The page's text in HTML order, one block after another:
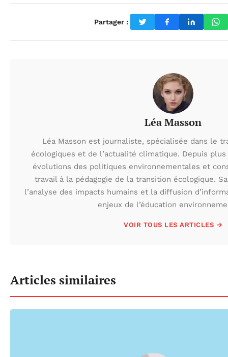
Partager :
Léa Masson
Léa Masson est journaliste, spécialisée dans le
écologiques et de l’actualité climatique. Depuis
évolutions des politiques environnementales et
travail à la pédagogie de la transition écologique.
l’analyse des impacts humains et la diffusion
enjeux de l’éducation
VOIR TOUS LES ARTICLES →
Articles similaires